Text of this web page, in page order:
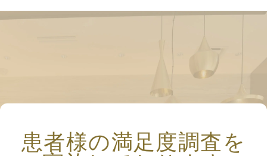
患者様の満足度調査を